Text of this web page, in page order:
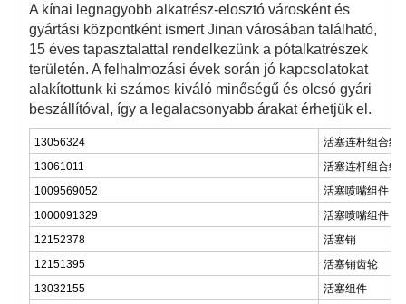
A kínai legnagyobb alkatrész-elosztó városként és
gyártási központként ismert Jinan városában található,
15 éves tapasztalattal rendelkezünk a pótalkatrészek
területén. A felhalmozási évek során jó kapcsolatokat
alakítottunk ki számos kiváló minőségű és olcsó gyári
beszállítóval, így a legalacsonyabb árakat érhetjük el.
13056324
活塞连杆组合组
13061011
活塞连杆组合组
1009569052
活塞喷嘴组件
1000091329
活塞喷嘴组件
12152378
活塞销
12151395
活塞销齿轮
13032155
活塞组件